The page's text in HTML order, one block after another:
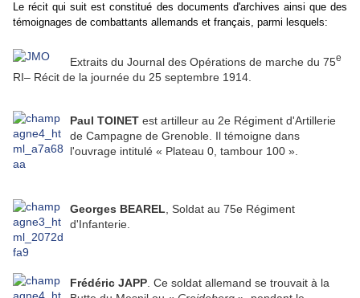
Le récit qui suit est constitué des documents d'archives ainsi que des
témoignages de combattants allemands et français, parmi lesquels:
Extraits du Journal des Opérations de marche du 75e
RI– Récit de la journée du 25 septembre 1914.
Paul TOINET est artilleur au 2e Régiment d'Artillerie
de Campagne de Grenoble. Il témoigne dans
l'ouvrage intitulé « Plateau 0, tambour 100 ».
Georges BEAREL, Soldat au 75e Régiment
d'Infanterie.
Frédéric JAPP. Ce soldat allemand se trouvait à la